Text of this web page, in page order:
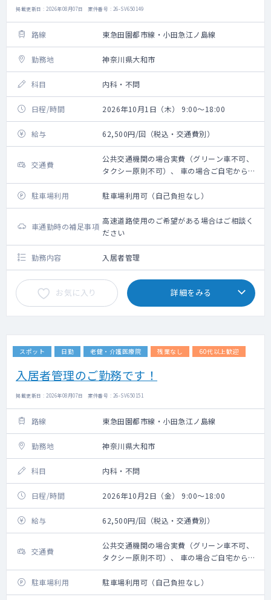
掲載更新日 : 2026年08月07日 案件番号 : 26-SV650149
路線 東急田園都市線・小田急江ノ島線
勤務地 神奈川県大和市
科目 内科・不問
日程/時間 2026年10月1日（木） 9:00～18:00
給与 62,500円/回（税込・交通費別）
交通費
公共交通機関の場合実費（グリーン車不可、
タクシー原則不可）、 車の場合ご自宅からの
距離に応じ 規定に則り支給
駐車場利用
駐車場利用可（自己負担なし）
車通勤時の補足事項
高速道路使用のご希望がある場合はご相談く
ださい
勤務内容 入居者管理
お気に入り 詳細をみる
スポット 日勤 老健・介護医療院 残業なし 60代以上歓迎
入居者管理のご勤務です！
掲載更新日 : 2026年08月07日 案件番号 : 26-SV650151
路線 東急田園都市線・小田急江ノ島線
勤務地 神奈川県大和市
科目 内科・不問
日程/時間 2026年10月2日（金） 9:00～18:00
給与 62,500円/回（税込・交通費別）
交通費
公共交通機関の場合実費（グリーン車不可、
タクシー原則不可）、 車の場合ご自宅からの
距離に応じ 規定に則り支給
駐車場利用
駐車場利用可（自己負担なし）